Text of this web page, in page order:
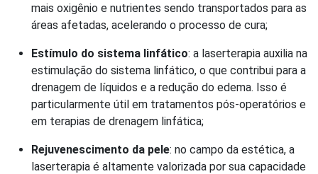
mais oxigênio e nutrientes sendo transportados para as
áreas afetadas, acelerando o processo de cura;
Estímulo do sistema linfático: a laserterapia auxilia na
estimulação do sistema linfático, o que contribui para a
drenagem de líquidos e a redução do edema. Isso é
particularmente útil em tratamentos pós-operatórios e
em terapias de drenagem linfática;
Rejuvenescimento da pele: no campo da estética, a
laserterapia é altamente valorizada por sua capacidade